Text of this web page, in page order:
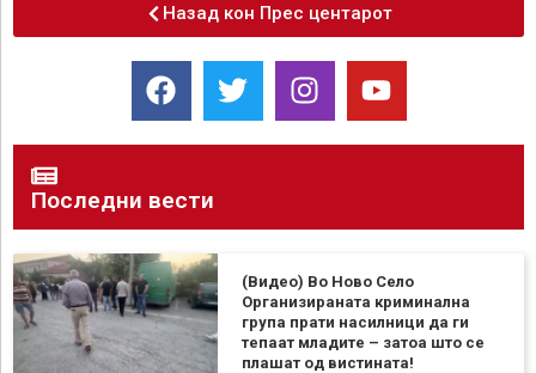
Назад кон Прес центарот
Последни вести
(Видео) Во Ново Село
Организираната криминална
група прати насилници да ги
тепаат младите – затоа што се
плашат од вистината!